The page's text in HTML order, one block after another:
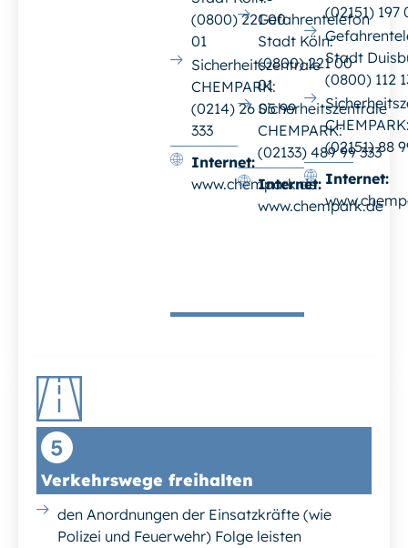
(0800) 221 00
01
Sicherheitszentrale
CHEMPARK:
(0214) 26 05 99
333
Internet:
www.chempark.de
Gefahrentelefon
Stadt Köln:
(0800) 221 00
01
Sicherheitszentrale
CHEMPARK:
(02133) 489 99 333
Internet:
www.chempark.de
(02151) 197
Stadt
(0800) 112
(02151) 88
Internet:
Verkehrswege freihalten
den Anordnungen der Einsatzkräfte (wie
Polizei und Feuerwehr) Folge leisten